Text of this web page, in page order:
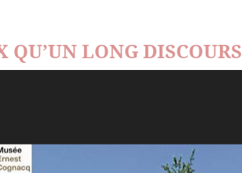
LONG DISCOURS